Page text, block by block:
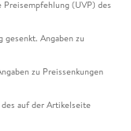
(UVP) des
gesenkt. Angaben zu
zu Preissenkungen
auf der Artikelseite